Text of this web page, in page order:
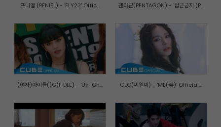
프니엘 (PENIEL) - 'FLY23' Offic... 펜타곤(PENTAGON) - '접근금지 (P...
(여자)아이들((G)I-DLE) - 'Uh-Oh... CLC(씨엘씨) - 'ME(美)' Official...